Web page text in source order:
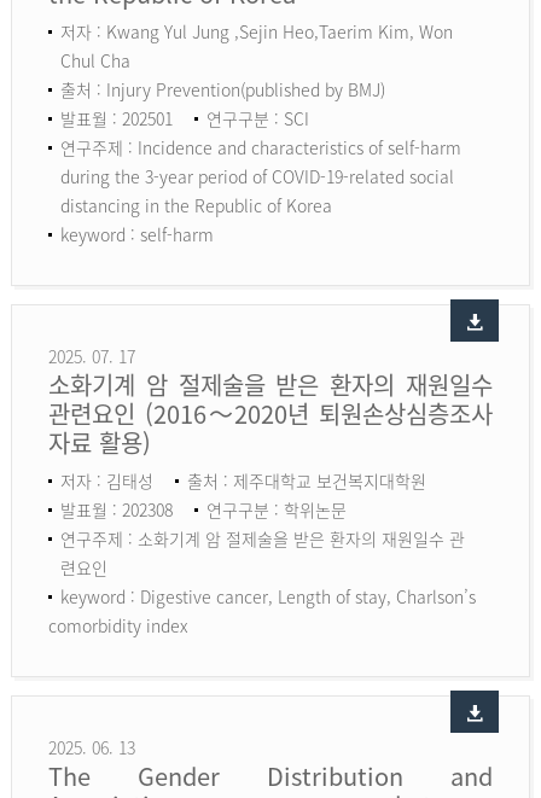
저자 : Kwang Yul Jung ,Sejin Heo,Taerim Kim, Won
Chul Cha
출처 : Injury Prevention(published by BMJ)
발표월 : 202501
연구구분 : SCI
연구주제 : Incidence and characteristics of self-harm
during the 3-year period of COVID-19-related social
distancing in the Republic of Korea
keyword : self-harm
2025. 07. 17
소화기계 암 절제술을 받은 환자의 재원일수
관련요인 (2016～2020년 퇴원손상심층조사
자료 활용)
저자 : 김태성
출처 : 제주대학교 보건복지대학원
발표월 : 202308
연구구분 : 학위논문
연구주제 : 소화기계 암 절제술을 받은 환자의 재원일수 관
련요인
keyword : Digestive cancer, Length of stay, Charlson’s
comorbidity index
2025. 06. 13
The Gender Distribution and